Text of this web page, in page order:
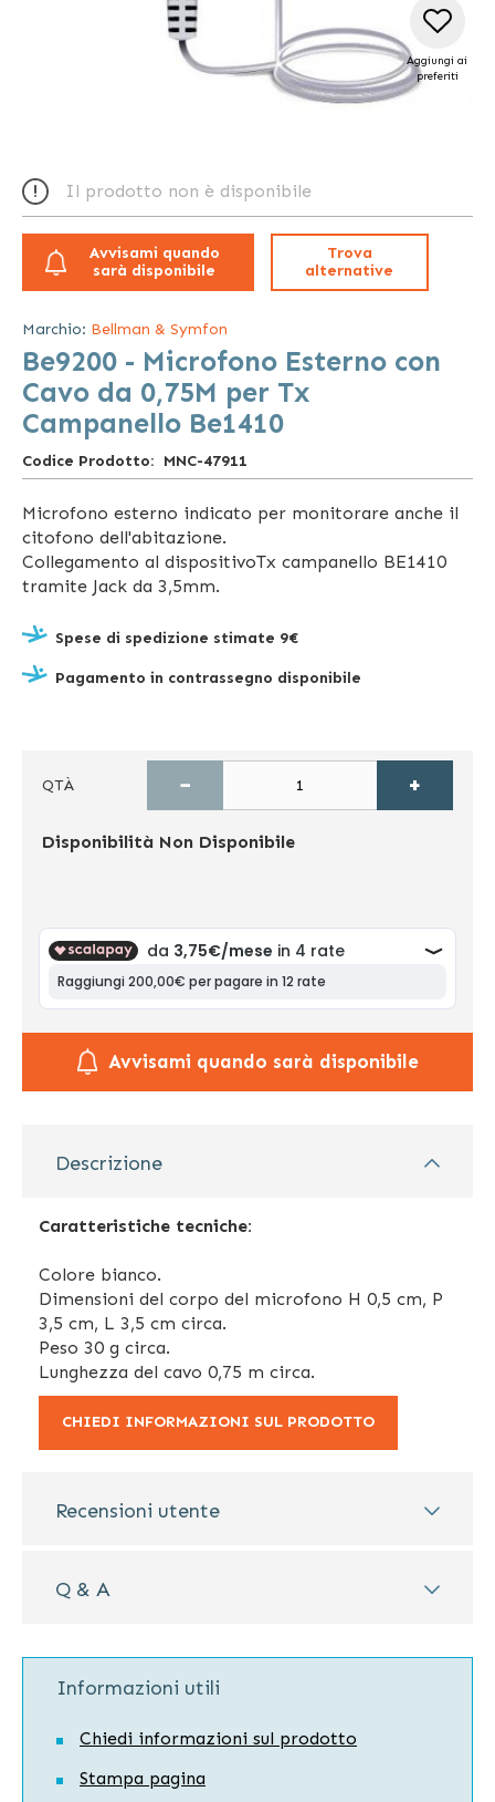
Il prodotto non è disponibile
Avvisami quando
sarà disponibile
Trova
alternative
all'inizio
della
immagini
Aggiungi ai
preferiti
Marchio: Bellman & Symfon
Be9200 - Microfono Esterno con
Cavo da 0,75M per Tx
Campanello Be1410
Codice Prodotto MNC-47911
Microfono esterno indicato per monitorare anche il
citofono dell'abitazione.
Collegamento al dispositivoTx campanello BE1410
tramite Jack da 3,5mm.
Spese di spedizione stimate 9€
Pagamento in contrassegno disponibile
QTÀ − +
Disponibilità Non Disponibile
Avvisami quando sarà disponibile
Descrizione
Caratteristiche tecniche:
Colore bianco.
Dimensioni del corpo del microfono H 0,5 cm, P
3,5 cm, L 3,5 cm circa.
Peso 30 g circa.
Lunghezza del cavo 0,75 m circa.
CHIEDI INFORMAZIONI SUL PRODOTTO
Recensioni utente
Q & A
Informazioni utili
Chiedi informazioni sul prodotto
Stampa pagina